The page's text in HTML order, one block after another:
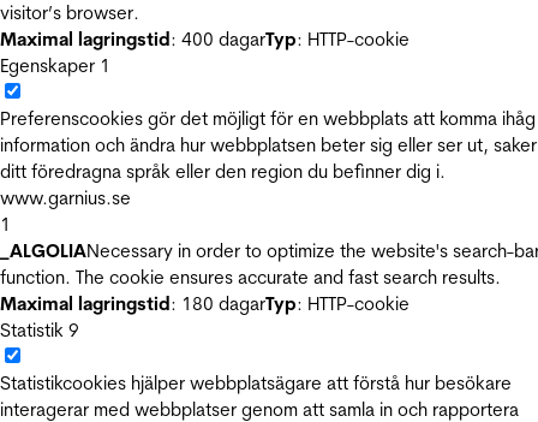
visitor’s browser.
Maximal lagringstid: 400 dagarTyp: HTTP-cookie
Egenskaper 1
Preferenscookies gör det möjligt för en webbplats att komma ihåg
information och ändra hur webbplatsen beter sig eller ser ut,
ditt föredragna språk eller den region du befinner dig i.
www.garnius.se
1
_ALGOLIANecessary in order to optimize the website's search-
function. The cookie ensures accurate and fast search results.
Maximal lagringstid: 180 dagarTyp: HTTP-cookie
Statistik 9
Statistikcookies hjälper webbplatsägare att förstå hur besökare
interagerar med webbplatser genom att samla in och rapportera